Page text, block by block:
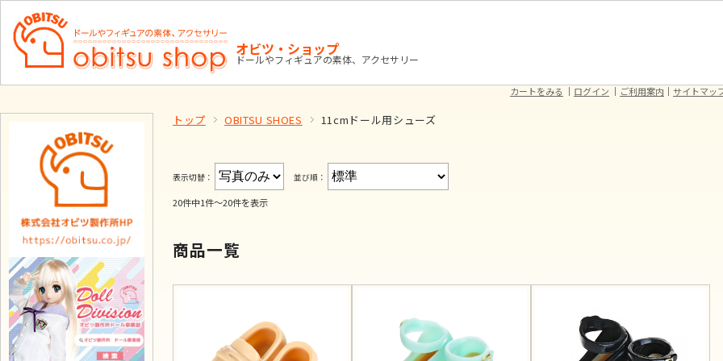
オビツ・ショップ
ドールやフィギュアの素体、アクセサリー
カートをみる ログイン ご利用案内 サイトマッ
トップ OBITSU SHOES 11cmドール用シューズ
表示切替： 並び順：
20件中1件～20件を表示
商品一覧